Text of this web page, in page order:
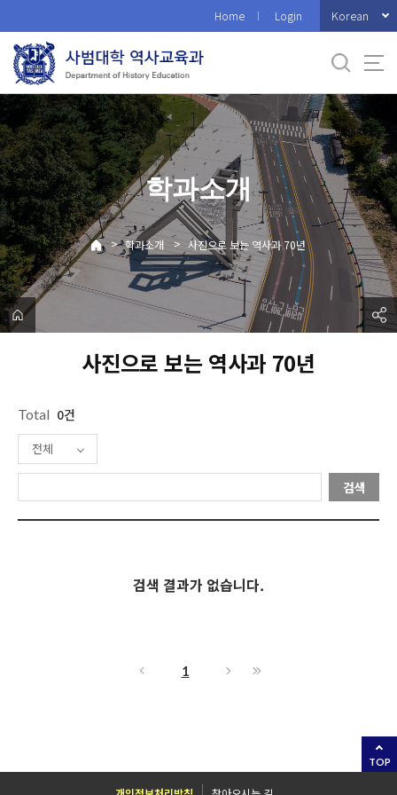
로
메
뉴
Home Login Korean
학과소개
> 학과소개 > 사진으로 보는 역사과 70년
사진으로 보는 역사과 70년
Total 0건
전체
검색
검색 결과가 없습니다.
1
TOP